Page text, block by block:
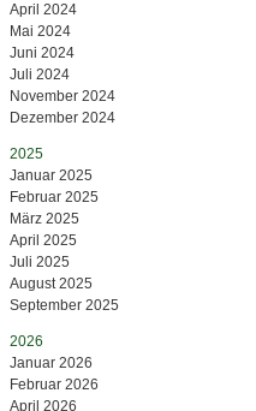
April 2024
Mai 2024
Juni 2024
Juli 2024
November 2024
Dezember 2024
2025
Januar 2025
Februar 2025
März 2025
April 2025
Juli 2025
August 2025
September 2025
2026
Januar 2026
Februar 2026
April 2026